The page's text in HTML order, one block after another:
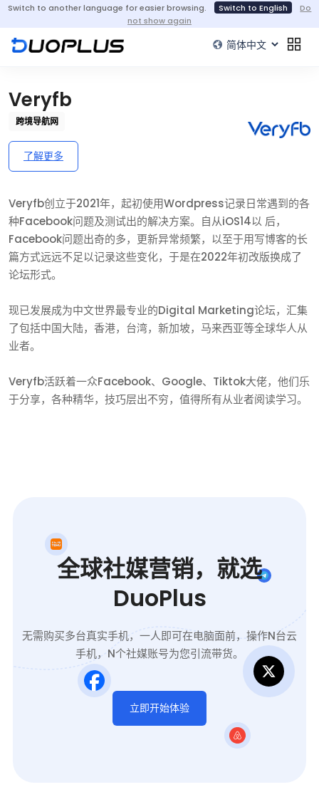
Switch to another language for easier browsing. Switch to English
Do
not show again
Veryfb
跨境导航网
了解更多
Veryfb创立于2021年，起初使用Wordpress记录日常遇到的各
种Facebook问题及测试出的解决方案。自从iOS14以 后，
Facebook问题出奇的多，更新异常频繁，以至于用写博客的长
篇方式远远不足以记录这些变化，于是在2022年初改版换成了
论坛形式。
现已发展成为中文世界最专业的Digital Marketing论坛，汇集
了包括中国大陆，香港，台湾，新加坡，马来西亚等全球华人从
业者。
Veryfb活跃着一众Facebook、Google、Tiktok大佬，他们乐
于分享，各种精华，技巧层出不穷，值得所有从业者阅读学习。
全球社媒营销，就选
DuoPlus
无需购买多台真实手机，一人即可在电脑面前，操作N台云
手机，N个社媒账号为您引流带货。
立即开始体验